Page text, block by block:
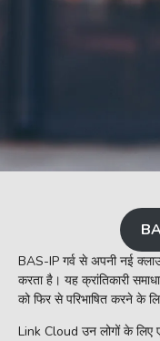
BAS-IP गर्व से अपनी नई
करता है। यह क्रांतिकारी
को फिर से परिभाषित करने के
Link Cloud उन लोगों के लिए